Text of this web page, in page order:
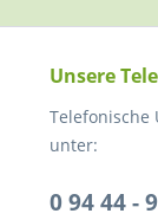
Unsere
Telefonische
unter:
0 94 44 -